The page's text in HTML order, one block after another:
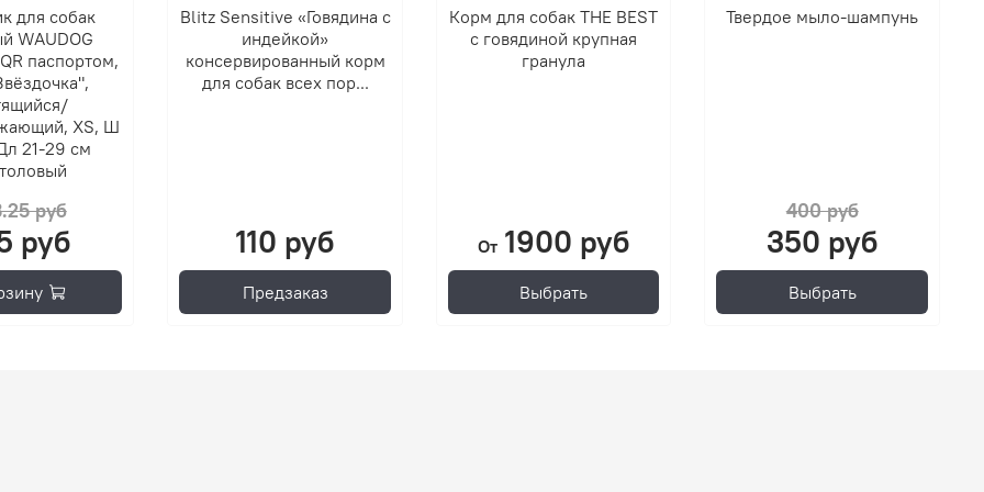
для собак
WAUDOG
паспортом,
XS, Ш
21-29 см
руб
руб
Blitz Sensitive «Говядина с
индейкой»
консервированный корм
для собак всех пор...
110 руб
Предзаказ
Корм для собак THE BEST
с говядиной крупная
гранула
От 1900 руб
Выбрать
Твердое мыло-шампунь
400 руб
350 руб
Выбрать